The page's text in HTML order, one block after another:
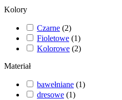
Kolory
Czarne (2)
Fioletowe (1)
Kolorowe (2)
Materiał
bawełniane (1)
dresowe (1)